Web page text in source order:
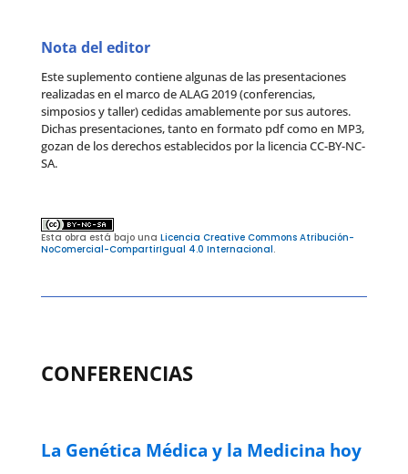
Nota del editor
Este suplemento contiene algunas de las presentaciones
realizadas en el marco de ALAG 2019 (conferencias,
simposios y taller) cedidas amablemente por sus autores.
Dichas presentaciones, tanto en formato pdf como en MP3,
gozan de los derechos establecidos por la licencia CC-BY-NC-
SA.
Esta obra está bajo una Licencia Creative Commons Atribución-
NoComercial-CompartirIgual 4.0 Internacional.
CONFERENCIAS
La Genética Médica y la Medicina hoy